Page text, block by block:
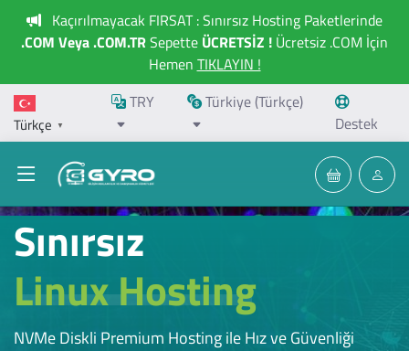
Kaçırılmayacak FIRSAT : Sınırsız Hosting Paketlerinde
.COM Veya .COM.TRSepette ÜCRETSİZ ! Ücretsiz .COM İçin
Hemen TIKLAYIN !
Türkçe ▼
TRY
Türkiye (Türkçe)
Destek
Sınırsız
Linux Hosting
NVMe Diskli Premium Hosting ile Hız ve Güvenliği